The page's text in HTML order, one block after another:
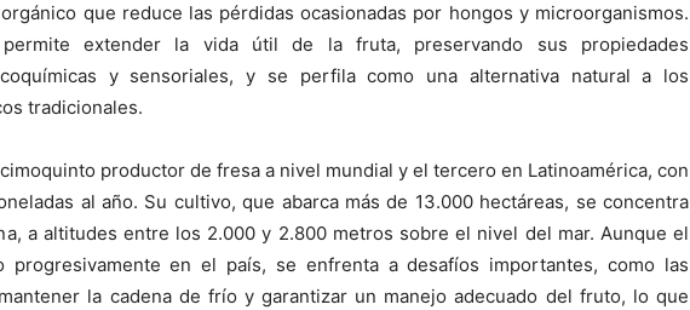
que reduce las pérdidas ocasionadas por hongos y microorganismos.
permite extender la vida útil de la fruta, preservando sus propiedades
y sensoriales, y se perfila como una alternativa natural a los
tradicionales.
productor de fresa a nivel mundial y el tercero en Latinoamérica, con
al año. Su cultivo, que abarca más de 13.000 hectáreas, se concentra
a altitudes entre los 2.000 y 2.800 metros sobre el nivel del mar. Aunque el
progresivamente en el país, se enfrenta a desafíos importantes, como las
la cadena de frío y garantizar un manejo adecuado del fruto, lo que